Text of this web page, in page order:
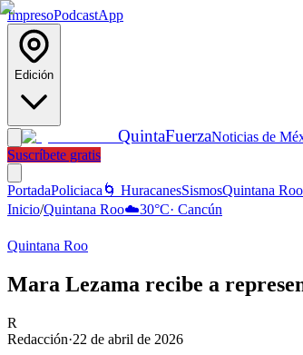
ImpresoPodcastApp
Edición
QuintaFuerzaNoticias de
Suscríbete gratis
PortadaPoliciaca 🌀 HuracanesSismosQuintana Roo
Inicio/Quintana Roo☁️30°C· Cancún
Quintana Roo
Mara Lezama recibe a
R
Redacción·22 de abril de 2026